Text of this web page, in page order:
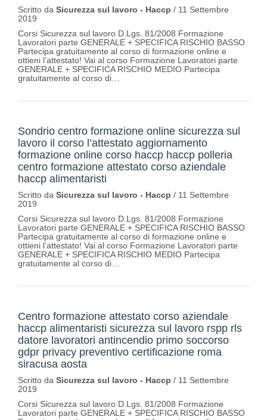
Scritto da Sicurezza sul lavoro - Haccp / 11 Settembre
2019
Corsi Sicurezza sul lavoro D.Lgs. 81/2008 Formazione
Lavoratori parte GENERALE + SPECIFICA RISCHIO BASSO
Partecipa gratuitamente al corso di formazione online e
ottieni l’attestato! Vai al corso Formazione Lavoratori parte
GENERALE + SPECIFICA RISCHIO MEDIO Partecipa
gratuitamente al corso di…
Sondrio centro formazione online sicurezza sul
lavoro il corso l’attestato aggiornamento
formazione online corso haccp haccp polleria
centro formazione attestato corso aziendale
haccp alimentaristi
Scritto da Sicurezza sul lavoro - Haccp / 11 Settembre
2019
Corsi Sicurezza sul lavoro D.Lgs. 81/2008 Formazione
Lavoratori parte GENERALE + SPECIFICA RISCHIO BASSO
Partecipa gratuitamente al corso di formazione online e
ottieni l’attestato! Vai al corso Formazione Lavoratori parte
GENERALE + SPECIFICA RISCHIO MEDIO Partecipa
gratuitamente al corso di…
Centro formazione attestato corso aziendale
haccp alimentaristi sicurezza sul lavoro rspp rls
datore lavoratori antincendio primo soccorso
gdpr privacy preventivo certificazione roma
siracusa aosta
Scritto da Sicurezza sul lavoro - Haccp / 11 Settembre
2019
Corsi Sicurezza sul lavoro D.Lgs. 81/2008 Formazione
Lavoratori parte GENERALE + SPECIFICA RISCHIO BASSO